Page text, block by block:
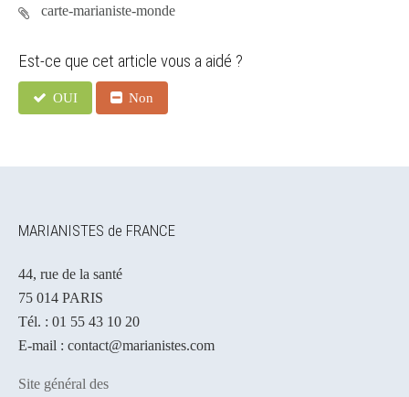
carte-marianiste-monde
Est-ce que cet article vous a aidé ?
OUI Non
MARIANISTES de FRANCE
44, rue de la santé
75 014 PARIS
Tél. : 01 55 43 10 20
E-mail : contact@marianistes.com
Site général des